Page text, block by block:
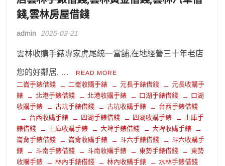
錢,雲林房屋借錢
admin 2025-03-21
雲林收購手錶專家虎尾統一當舖,在地經營三十年老店
您的好鄰居, … READ MORE
二崙手錶借錢 二崙收購手錶 元長手錶借錢
元長收購手
錶
北港手錶借錢 北港收購手錶 口湖手錶借錢
口湖
收購手錶
古坑手錶借錢 古坑收購手錶
台西手錶借錢
台西收購手錶
四湖手錶借錢 四湖收購手錶
土庫手
錶借錢
土庫收購手錶 大埤手錶借錢
大埤收購手錶
崙背手錶借錢
崙背收購手錶 斗六手錶借錢
斗六收購手
錶
斗南手錶借錢 斗南收購手錶 東勢手錶借錢
東勢
收購手錶
林內手錶借錢 林內收購手錶
水林手錶借錢